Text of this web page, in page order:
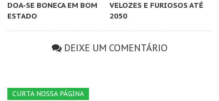
DOA-SE BONECA EM BOM
ESTADO
VELOZES E FURIOSOS ATÉ
2050
DEIXE UM COMENTÁRIO
CURTA NOSSA PÁGINA